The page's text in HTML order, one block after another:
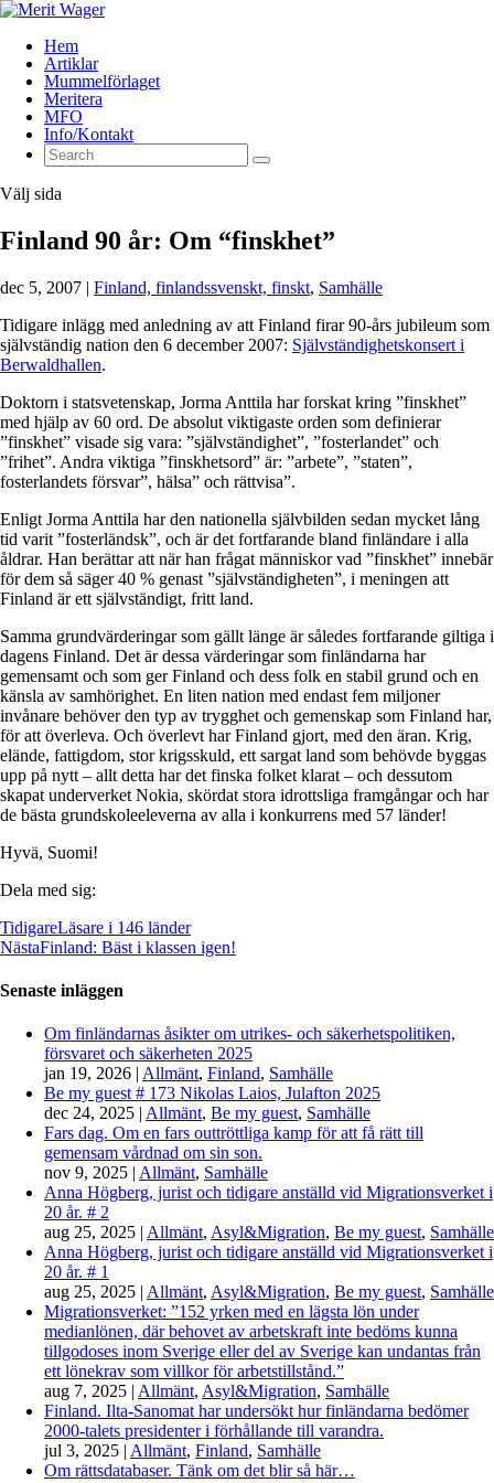
Hem
Artiklar
Mummelförlaget
Meritera
MFO
Info/Kontakt
Välj sida
Finland 90 år: Om “finskhet”
dec 5, 2007 | Finland, finlandssvenskt, finskt, Samhälle
Tidigare inlägg med anledning av att Finland firar 90-års jubileum som
självständig nation den 6 december 2007: Självständighetskonsert i
Berwaldhallen.
Doktorn i statsvetenskap, Jorma Anttila har forskat kring ”finskhet”
med hjälp av 60 ord. De absolut viktigaste orden som definierar
”finskhet” visade sig vara: ”självständighet”, ”fosterlandet” och
”frihet”. Andra viktiga ”finskhetsord” är: ”arbete”, ”staten”,
fosterlandets försvar”, hälsa” och rättvisa”.
Enligt Jorma Anttila har den nationella självbilden sedan mycket lång
tid varit ”fosterländsk”, och är det fortfarande bland finländare i alla
åldrar. Han berättar att när han frågat människor vad ”finskhet” innebär
för dem så säger 40 % genast ”självständigheten”, i meningen att
Finland är ett självständigt, fritt land.
Samma grundvärderingar som gällt länge är således fortfarande giltiga i
dagens Finland. Det är dessa värderingar som finländarna har
gemensamt och som ger Finland och dess folk en stabil grund och en
känsla av samhörighet. En liten nation med endast fem miljoner
invånare behöver den typ av trygghet och gemenskap som Finland har,
för att överleva. Och överlevt har Finland gjort, med den äran. Krig,
elände, fattigdom, stor krigsskuld, ett sargat land som behövde byggas
upp på nytt – allt detta har det finska folket klarat – och dessutom
skapat underverket Nokia, skördat stora idrottsliga framgångar och har
de bästa grundskoleeleverna av alla i konkurrens med 57 länder!
Hyvä, Suomi!
Dela med sig:
TidigareLäsare i 146 länder
NästaFinland: Bäst i klassen igen!
Senaste inläggen
Om finländarnas åsikter om utrikes- och säkerhetspolitiken,
försvaret och säkerheten 2025
jan 19, 2026 | Allmänt, Finland, Samhälle
Be my guest # 173 Nikolas Laios, Julafton 2025
dec 24, 2025 | Allmänt, Be my guest, Samhälle
Fars dag. Om en fars outtröttliga kamp för att få rätt till
gemensam vårdnad om sin son.
nov 9, 2025 | Allmänt, Samhälle
Anna Högberg, jurist och tidigare anställd vid Migrationsverket i
20 år. # 2
aug 25, 2025 | Allmänt, Asyl&Migration, Be my guest, Samhälle
Anna Högberg, jurist och tidigare anställd vid Migrationsverket i
20 år. # 1
aug 25, 2025 | Allmänt, Asyl&Migration, Be my guest, Samhälle
Migrationsverket: ”152 yrken med en lägsta lön under
medianlönen, där behovet av arbetskraft inte bedöms kunna
tillgodoses inom Sverige eller del av Sverige kan undantas från
ett lönekrav som villkor för arbetstillstånd.”
aug 7, 2025 | Allmänt, Asyl&Migration, Samhälle
Finland. Ilta-Sanomat har undersökt hur finländarna bedömer
2000-talets presidenter i förhållande till varandra.
jul 3, 2025 | Allmänt, Finland, Samhälle
Om rättsdatabaser. Tänk om det blir så här…